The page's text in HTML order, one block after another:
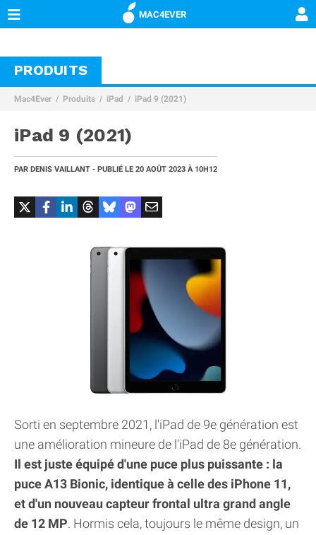
MAC4EVER
PRODUITS
Mac4Ever Produits iPad iPad 9 (2021)
iPad 9 (2021)
PAR DENIS VAILLANT - PUBLIÉ LE 20 AOÛT 2023 À 10H12
Sorti en septembre 2021, l'iPad de 9e génération est
une amélioration mineure de l'iPad de 8e génération.
Il est juste équipé d'une puce plus puissante : la
puce A13 Bionic, identique à celle des iPhone 11,
et d'un nouveau capteur frontal ultra grand angle
de 12 MP. Hormis cela, toujours le même design, un